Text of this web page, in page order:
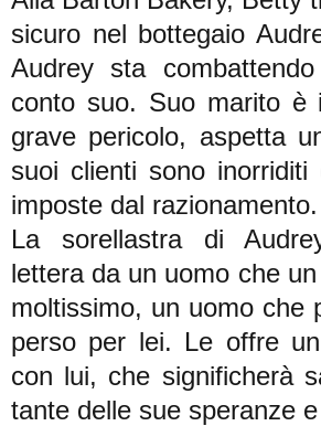
sicuro nel bottegaio
Audrey sta
conto suo. Suo marito è
grave pericolo, aspetta
suoi clienti sono inorriditi
imposte dal razionamento.
La sorellastra di
lettera da un uomo che
moltissimo, un uomo che
perso per lei. Le offre
con lui, che significherà
tante delle sue speranze